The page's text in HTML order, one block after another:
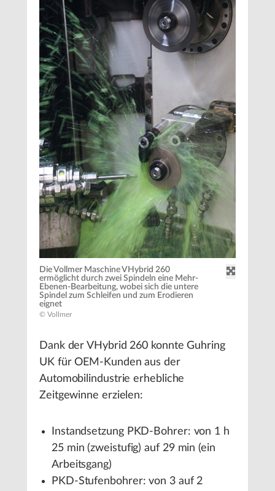
Die Vollmer Maschine VHybrid 260
ermöglicht durch zwei Spindeln eine Mehr-
Ebenen-Bearbeitung, wobei sich die untere
Spindel zum Schleifen und zum Erodieren
eignet
© Vollmer
Dank der VHybrid 260 konnte Guhring
UK für OEM-Kunden aus der
Automobilindustrie erhebliche
Zeitgewinne erzielen:
Instandsetzung PKD-Bohrer: von 1 h
25 min (zweistufig) auf 29 min (ein
Arbeitsgang)
PKD-Stufenbohrer: von 3 auf 2